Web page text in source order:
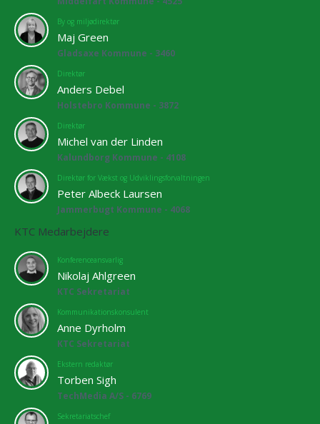
By og miljødirektør
Maj Green
Gladsaxe Kommune - 3460
Direktør
Anders Debel
Holstebro Kommune - 3872
Direktør
Michel van der Linden
Kalundborg Kommune - 4108
Direktør for Vækst og Udviklingsforvaltningen
Peter Albeck Laursen
Jammerbugt Kommune - 4068
KTC Medarbejdere
Konferenceansvarlig
Nikolaj Ahlgreen
KTC Sekretariat
Kommunikationskonsulent
Anne Dyrholm
KTC Sekretariat
Ekstern redaktør
Torben Sigh
TechMedia A/S - 6769
Sekretariatschef